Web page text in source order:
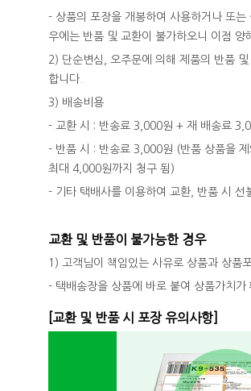
- 상품의 포장을 개봉하여 사용하거나 또
우에는 반품 및 교환이 불가하오니 이점 양
2) 단순변심, 오주문에 의해 제품의 반품
합니다.
3) 배송비용
- 교환 시 : 반송료 3,000원 + 재 배송료
- 반품 시 : 반송료 3,000원 (반품 상품을
최대 4,000원까지 청구 됨)
- 기타 택배사를 이용하여 교환, 반품 시 선
교환 및 반품이 불가능한 경우
1) 고객님이 책임있는 사유로 상품과 상품
- 택배송장을 상품에 바로 붙여 상품가치가
[교환 및 반품 시 포장 유의사항]